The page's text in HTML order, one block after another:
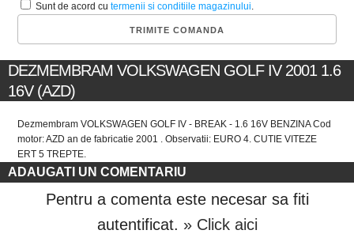
Sunt de acord cutermenii si conditiile magazinului.
DEZMEMBRAM VOLKSWAGEN GOLF IV 2001 1.6
16V (AZD)
Dezmembram VOLKSWAGEN GOLF IV - BREAK - 1.6 16V BENZINA Cod
motor: AZD an de fabricatie 2001 . Observatii: EURO 4. CUTIE VITEZE
ERT 5 TREPTE.
ADAUGATI UN COMENTARIU
Pentru a comenta este necesar sa fiti
autentificat. » Click aici